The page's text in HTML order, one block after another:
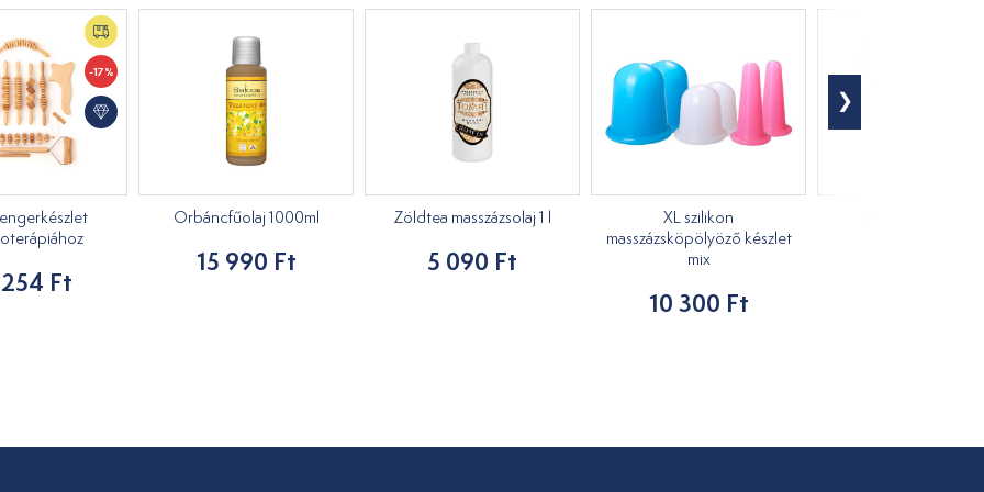
-17%
Ft
Orbáncfűolaj 1000ml
15 990 Ft
Zöldtea masszázsolaj 1 l
5 090 Ft
XL szilikon
masszázsköpölyöző készlet
mix
10 300 Ft